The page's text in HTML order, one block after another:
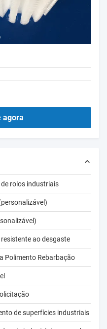
agora
de rolos industriais
resistente ao desgaste
Polimento Rebarbação
de superfícies industriais